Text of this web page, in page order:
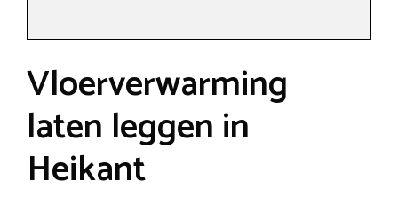
Vloerverwarming
laten leggen in
Heikant